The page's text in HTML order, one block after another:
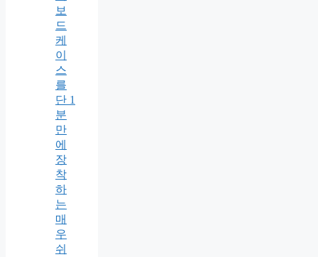
보
드
케
이
스
를
단 1
분
만
에
장
착
하
는
매
우
쉬